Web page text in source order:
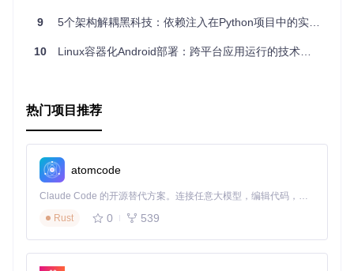
9 5个架构解耦黑科技：依赖注入在Python项目中的实践指南
10 Linux容器化Android部署：跨平台应用运行的技术革新与实践指南
热门项目推荐
atomcode
Claude Code 的开源替代方案。连接任意大模型，编辑代码，运行命令，自动验证 — 全自动执行。用 Rust 构建，极致性能。 ｜ An open-source alternative to Claude Code. Connect any LLM, edit code, run commands, and verify changes — autonomously. Built in Rust for speed. Get Started
Rust
0 539